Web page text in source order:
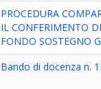
PROCEDURA
IL CONFERIMENTO
FONDO SOSTEGNO
Bando di docenza n.